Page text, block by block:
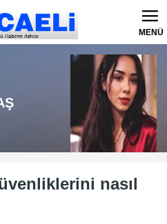
MENÜ
nasıl